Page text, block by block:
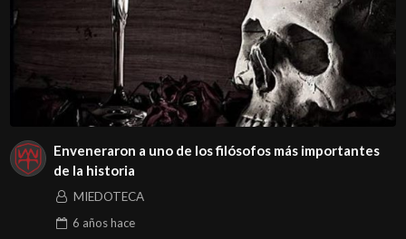
Enveneraron a uno de los filósofos más importantes
de la historia
MIEDOTECA
6 añoshace